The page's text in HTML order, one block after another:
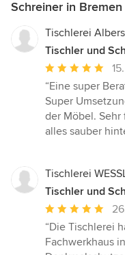
Schreiner in Bremen
Tischlerei Albers
Tischler und
Bewertung:
5
von
5
“Eine super
Super
der Möbel.
alles sauber
Tischlerei
Tischler und
Bewertung:
5
“Die Tischlerei
Fachwerkhaus